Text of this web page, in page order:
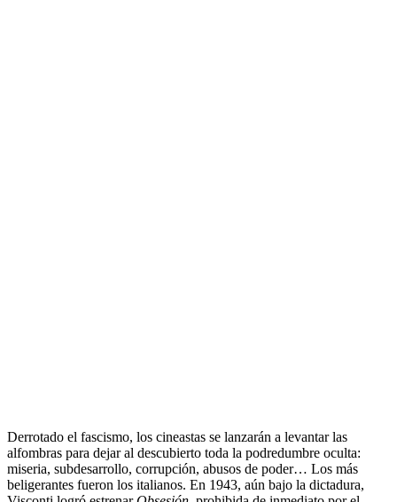
Derrotado el fascismo, los cineastas se lanzarán a levantar las
alfombras para dejar al descubierto toda la podredumbre oculta:
miseria, subdesarrollo, corrupción, abusos de poder… Los más
beligerantes fueron los italianos. En 1943, aún bajo la dictadura,